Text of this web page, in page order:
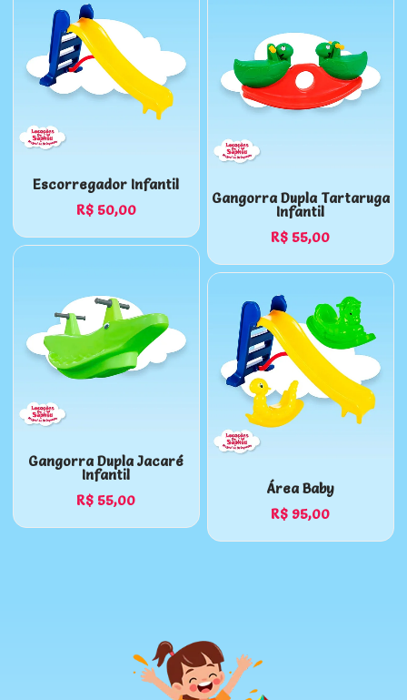
Escorregador Infantil
R$50,00
Gangorra Dupla Tartaruga
Infantil
R$ 55,00
Gangorra Dupla Jacaré
Infantil
R$ 55,00
Área Baby
R$ 95,00